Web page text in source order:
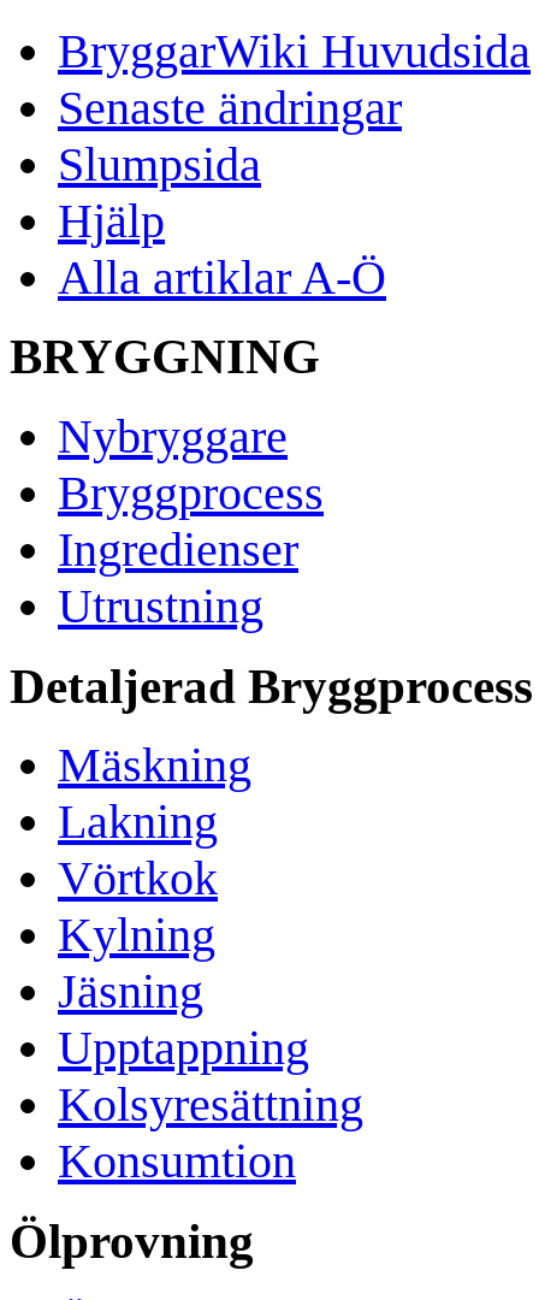
BryggarWiki Huvudsida
Senaste ändringar
Slumpsida
Hjälp
Alla artiklar A-Ö
BRYGGNING
Nybryggare
Bryggprocess
Ingredienser
Utrustning
Detaljerad Bryggprocess
Mäskning
Lakning
Vörtkok
Kylning
Jäsning
Upptappning
Kolsyresättning
Konsumtion
Ölprovning